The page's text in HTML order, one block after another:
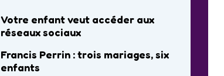
Votre enfant veut accéder aux
réseaux sociaux
Francis Perrin : trois mariages, six
enfants